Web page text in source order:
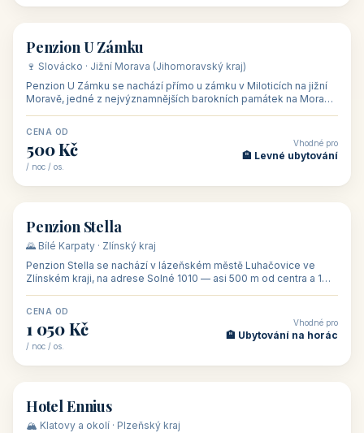
🏡 penzion
Penzion U Zámku
🍷 Slovácko · Jižní Morava (Jihomoravský kraj)
Penzion U Zámku se nachází přímo u zámku v Miloticích na jižní
Moravě, jedné z nejvýznamnějších barokních památek na Moravě,
CENA OD
500 Kč
/ noc / os.
Vhodné pro
🏨 Levné ubytování
🏡 penzion
Penzion Stella
🌄 Bílé Karpaty · Zlínský kraj
Penzion Stella se nachází v lázeňském městě Luhačovice ve
Zlínském kraji, na adrese Solné 1010 — asi 500 m od centra a 1
CENA OD
1 050 Kč
/ noc / os.
Vhodné pro
🏨 Ubytování na horác
🏨 hotel
Hotel Ennius
🏔️ Klatovy a okolí · Plzeňský kraj